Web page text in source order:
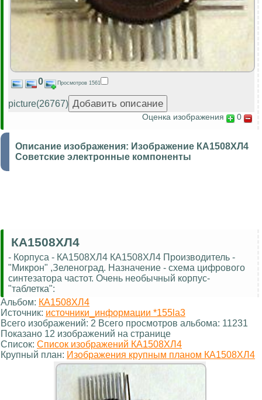
0 Просмотров 1561
picture(26767)
Оценка изображения 0
Описание изображения: Изображение КА1508ХЛ4
Советские электронные компоненты
КА1508ХЛ4
- Корпуса - КА1508ХЛ4 КА1508ХЛ4 Производитель -
"Микрон" ,Зеленоград. Назначение - схема цифрового
синтезатора частот. Очень необычный корпус-
"таблетка":
Альбом: КА1508ХЛ4
Источник: источники_информации *155la3
Всего изображений: 2 Всего просмотров альбома: 11231
Показано 12 изображений на странице
Список: Список изображений КА1508ХЛ4
Крупный план: Изображения крупным планом КА1508ХЛ4